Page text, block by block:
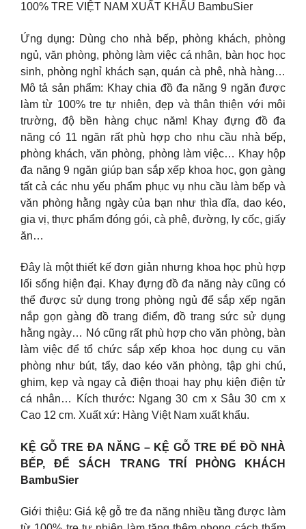
100% TRE VIỆT NAM XUẤT KHẨU BambuSier
Ứng dụng: Dùng cho nhà bếp, phòng khách, phòng
ngủ, văn phòng, phòng làm việc cá nhân, bàn học học
sinh, phòng nghỉ khách sạn, quán cà phê, nhà hàng…
Mô tả sản phẩm: Khay chia đồ đa năng 9 ngăn được
làm từ 100% tre tự nhiên, đẹp và thân thiện với môi
trường, độ bền hàng chục năm! Khay đựng đồ đa
năng có 11 ngăn rất phù hợp cho nhu cầu nhà bếp,
phòng khách, văn phòng, phòng làm việc… Khay hộp
đa năng 9 ngăn giúp bạn sắp xếp khoa học, gọn gàng
tất cả các nhu yếu phẩm phục vụ nhu cầu làm bếp và
văn phòng hằng ngày của bạn như thìa dĩa, dao kéo,
gia vị, thực phẩm đóng gói, cà phê, đường, ly cốc, giấy
ăn…
Đây là một thiết kế đơn giản nhưng khoa học phù hợp
lối sống hiện đại. Khay đựng đồ đa năng này cũng có
thể được sử dụng trong phòng ngủ để sắp xếp ngăn
nắp gọn gàng đồ trang điểm, đồ trang sức sử dụng
hằng ngày… Nó cũng rất phù hợp cho văn phòng, bàn
làm việc để tổ chức sắp xếp khoa học dụng cụ văn
phòng như bút, tẩy, dao kéo văn phòng, tập ghi chú,
ghim, kẹp và ngay cả điện thoại hay phụ kiện điện tử
cá nhân… Kích thước: Ngang 30 cm x Sâu 30 cm x
Cao 12 cm. Xuất xứ: Hàng Việt Nam xuất khẩu.
KỆ GỖ TRE ĐA NĂNG – KỆ GỖ TRE ĐỂ ĐỒ NHÀ
BẾP, ĐỂ SÁCH TRANG TRÍ PHÒNG KHÁCH
BambuSier
Giới thiệu: Giá kệ gỗ tre đa năng nhiều tầng được làm